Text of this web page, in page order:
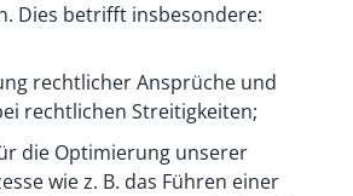
Dies betrifft insbesondere:
rechtlicher Ansprüche und
rechtlichen Streitigkeiten;
die Optimierung unserer
wie z. B. das Führen einer